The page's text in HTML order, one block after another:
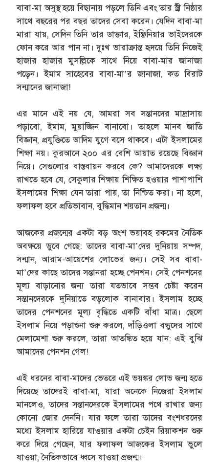
বাবা-মা অসুস্থ হয়ে বিছানায় পড়লে তিনি এবং তার স্ত্রী নিষ্ঠার
সাথে বছরের পর বছর তাদের সেবা করেন। যেদিন বাবা-মা
মারা যায়, সেদিন তিনি তার ডাক্তার, ইঞ্জিনিয়ার ভাইদেরকে
ফোন করে আর পান না। দুঃখ ভারাক্রান্ত হৃদয়ে তিনি নিজেই
হাজার হাজার মুসল্লিকে সাথে নিয়ে বাবা-মার জানাজা
পড়েন। ইমাম সাহেবের বাবা-মা’র জানাজা, কত বিরাট
সন্মানের জানাজা!
এর মানে এই নয় যে, আমরা সব সন্তানদের মাদ্রাসায়
পড়াবো, ইমাম, মুয়াজ্জিন বানাবো। তাহলে মানব জাতি
বিজ্ঞান, প্রযুক্তিতে আদিম যুগে বসে থাকবে। এটা ইসলামের
শিক্ষা নয়। কুরআনে ২০০ এর বেশি আয়াত রয়েছে বিজ্ঞান
নিয়ে। সেগুলোর বাস্তবায়ন করবে কে? আমাদেরকে লক্ষ্য
রাখতে হবে যে, সেকুলার শিক্ষায় শিক্ষিত হওয়ার পাশাপাশি
ইসলামের শিক্ষা যেন তারা পায়, তা নিশ্চিত করা। না হলে,
ফলাফল হবে প্রতিভাবান, বুদ্ধিমান শয়তান প্রজন্ম।
আজকের প্রজন্মের একটা বড় অংশ ভয়াবহ রকমের নৈতিক
অবক্ষয়ে ডুবে গেছে: তাদের বাবা-মা’দের দুনিয়ায় সম্পদ,
সন্মান, আরাম-আয়েশের লোভের জন্য। সেই সব বাবা-
মা’দের কাছে তাদের সন্তানরা হচ্ছে পেনশন। সেই পেনশনের
মূল্য বাড়ানোর জন্য তারা যতভাবে সম্ভব চেষ্টা করেন
সন্তানদেরকে দুনিয়াতে বড়লোক বানাবার। ইসলাম হচ্ছে
তাদের পেনশনের মূল্য বৃদ্ধিতে একটি বাঁধা মাত্র। ছেলে
ইসলাম নিয়ে পড়াশুনা শুরু করলে, দাঁড়িওলা বন্ধুদের সাথে
মেলামেশা শুরু করলে, তারা আতঙ্কিত হয়ে যান: এই বুঝি
আমাদের পেনশন গেল!
এই ধরনের বাবা-মাদের ভেতরে এই ভয়ঙ্কর লোভ জন্ম হতে
দিয়েছে তাদেরই বাবা-মা, যারা অনেকে নিজেরা ইসলাম
মানলেও, তাদের সন্তানদেরকে ইসলামের পথে রাখার জন্য
কোনো জোর দেননি। যার ফলে তারা তাদের বংশধরদের
মধ্যে ইসলাম হারিয়ে যাওয়ার একটা চেইন রিয়াকশন শুরু
করে দিয়ে গেছেন, যার ফলাফল আজকের ইসলাম ভুলে
যাওয়া, নৈতিকভাবে ধ্বসে যাওয়া প্রজন্ম।